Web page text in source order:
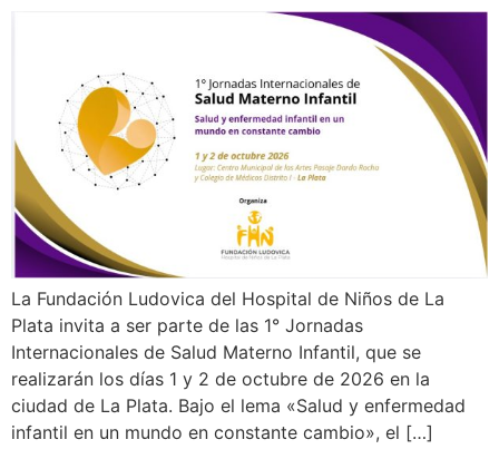
La Fundación Ludovica del Hospital de Niños de La
Plata invita a ser parte de las 1° Jornadas
Internacionales de Salud Materno Infantil, que se
realizarán los días 1 y 2 de octubre de 2026 en la
ciudad de La Plata. Bajo el lema «Salud y enfermedad
infantil en un mundo en constante cambio», el […]